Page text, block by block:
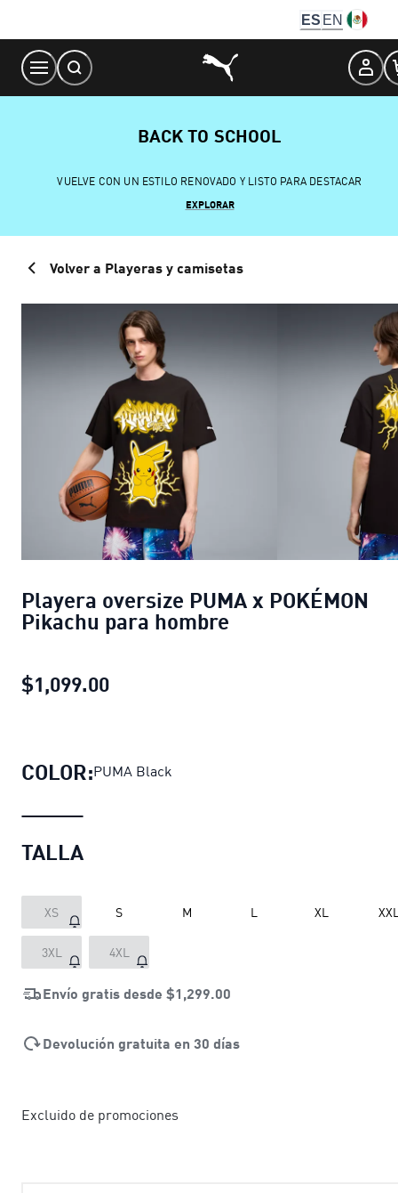
Content
ES EN
BACK TO SCHOOL
VUELVE CON UN ESTILO RENOVADO Y LISTO PARA DESTACAR
EXPLORAR
Volver a Playeras y camisetas
Playera oversize PUMA x POKÉMON
Pikachu para hombre
$1,099.00
COLOR:PUMA Black
TALLA
XS S M L XL
3XL 4XL
Envío gratis desde $1,299.00
Devolución gratuita en 30 días
Excluido de promociones